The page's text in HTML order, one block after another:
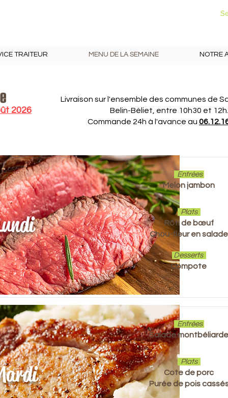
TRAITEUR MENU DE LA SEMAINE NOTRE
2026
Livraison sur l'ensemble des communes de
Belin-Béliet, entre 10h30 et 12h.
Commande 24h à l'avance au
Entrées
Melon jambon
Plats
Rôti de bœuf
Chou-fleur en salade
Desserts
Compote
Entrées
Salade montbéliarde
Plats
Cote de porc
Purée de pois